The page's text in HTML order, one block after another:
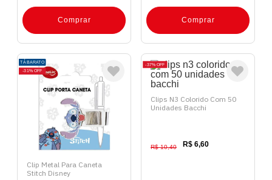
Comprar Comprar
TÁ BARATO
31% OFF
Clip Metal Para Caneta
Stitch Disney
37% OFF
Clips N3 Colorido Com 50
Unidades Bacchi
R$ 10,40 R$ 6,60